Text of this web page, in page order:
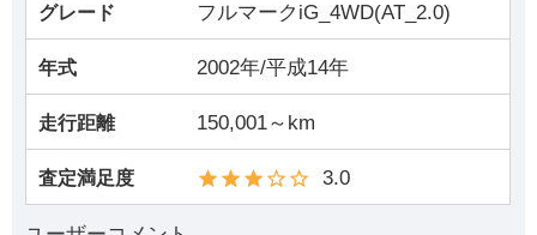
グレード フルマークiG_4WD(AT_2.0)
年式 2002年/平成14年
走行距離 150,001～km
査定満足度 3.0